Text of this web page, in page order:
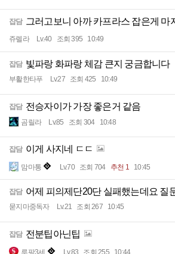
잡담 그러고보니 아까 카프라스 잡은게 마
쥬렐라 Lv.40 조회 395 10:49
잡담 빛파랑 화파랑 체감 큰지 궁금합니다
부활한타푸 Lv.27 조회 425 10:49
잡담 전승자이가 가장 좋은거 같음
곰릴라 Lv.85 조회 304 10:48
잡담 이게 사지네 ㄷㄷ
맘마통 Lv.70 조회 704 추천 1 10:45
잡담 어제 피의제단20단 실패했는데요 질
묻지마중독자 Lv.21 조회 267 10:45
잡담 전분팁아닌팁
루팡3세 Lv.83 조회 255 10:44